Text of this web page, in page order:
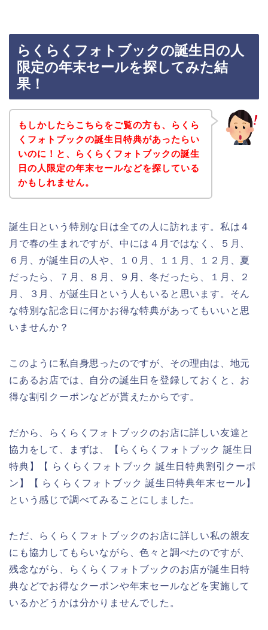
らくらくフォトブックの誕生日の人
限定の年末セールを探してみた結
果！
もしかしたらこちらをご覧の方も、らくら
くフォトブックの誕生日特典があったらい
いのに！と、らくらくフォトブックの誕生
日の人限定の年末セールなどを探している
かもしれません。
誕生日という特別な日は全ての人に訪れます。私は４
月で春の生まれですが、中には４月ではなく、５月、
６月、が誕生日の人や、１０月、１１月、１２月、夏
だったら、７月、８月、９月、冬だったら、１月、２
月、３月、が誕生日という人もいると思います。そん
な特別な記念日に何かお得な特典があってもいいと思
いませんか？
このように私自身思ったのですが、その理由は、地元
にあるお店では、自分の誕生日を登録しておくと、お
得な割引クーポンなどが貰えたからです。
だから、らくらくフォトブックのお店に詳しい友達と
協力をして、まずは、【らくらくフォトブック 誕生日
特典】【 らくらくフォトブック 誕生日特典割引クーポ
ン】【 らくらくフォトブック 誕生日特典年末セール】
という感じで調べてみることにしました。
ただ、らくらくフォトブックのお店に詳しい私の親友
にも協力してもらいながら、色々と調べたのですが、
残念ながら、らくらくフォトブックのお店が誕生日特
典などでお得なクーポンや年末セールなどを実施して
いるかどうかは分かりませんでした。